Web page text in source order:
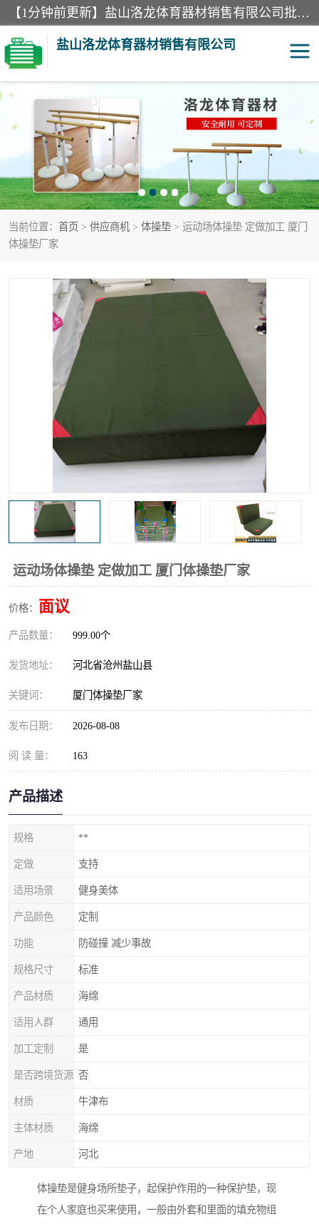
【1分钟前更新】盐山洛龙体育器材销售有限公司批量供应：300米障碍器材、400米障碍器材、部队训练器材、双杠、体操垫、舞蹈把杆等产品。盐山洛龙体育器材销售有限公司经过多年的发展，集研发，生产，销售，售后服务为一体. 奉行“质量，信誉，服务”的宗旨，以开拓创新的精神和真诚守信的态度积极进取。
盐山洛龙体育器材销售有限公司
当前位置： 首页 > 供应商机 > 体操垫 > 运动场体操垫 定做加工 厦门
体操垫厂家
运动场体操垫 定做加工 厦门体操垫厂家
价格： 面议
产品数量： 999.00个
发货地址： 河北省沧州盐山县
关键词： 厦门体操垫厂家
发布日期： 2026-08-08
阅 读 量： 163
产品描述
规格 **
定做 支持
适用场景 健身美体
产品颜色 定制
功能 防碰撞 减少事故
规格尺寸 标准
产品材质 海绵
适用人群 通用
加工定制 是
是否跨境货源 否
材质 牛津布
主体材质 海绵
产地 河北
体操垫是健身场所垫子，起保护作用的一种保护垫，现
在个人家庭也买来使用，一般由外套和里面的填充物组
单双杠 舞蹈把杆
400米障碍器材 体操垫
300米障碍器材 攀爬架
塑胶跑道 400米障碍器材1